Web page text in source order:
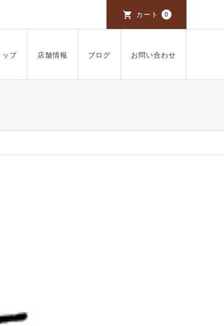
カート 0
ップ 店舗情報 ブログ お問い合わせ